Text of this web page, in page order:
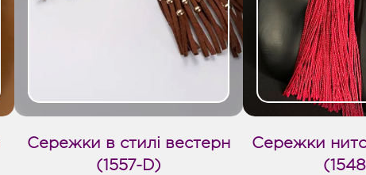
Сережки в стилі вестерн
(1557-D)
Сережки